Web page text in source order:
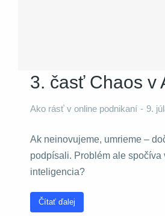
3. časť Chaos v
Ako rásť v online podnikaní 9.
Ak neinovujeme, umrieme –
podpísali. Problém ale
inteligencia?
Čítať ďalej
potrebné pre
fungovanie
stránky.
Aby sme
mohli
funkčnosť
a štruktúru
webovej